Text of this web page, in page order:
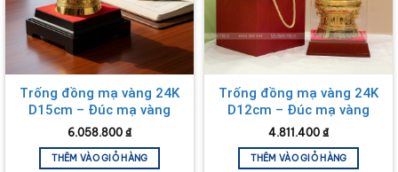
Trống đồng mạ vàng 24K
D15cm – Đúc mạ vàng
DD28-15D
6.058.800 ₫
THÊM VÀO GIỎ HÀNG
Trống đồng mạ vàng 24K
D12cm – Đúc mạ vàng
DD28-12D
4.811.400 ₫
THÊM VÀO GIỎ HÀNG